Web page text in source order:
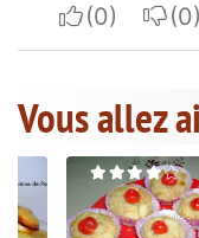
I apreciate
I
Vous allez